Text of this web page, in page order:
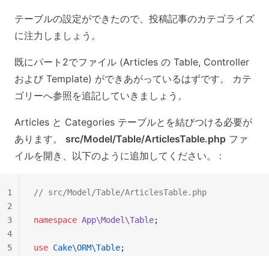
テーブルの設定ができたので、投稿記事のカテゴライズ
に注力しましょう。
既にパート2でファイル (Articles の Table, Controller
および Template) ができあがっているはずです。 カテ
ゴリーへ参照を追記していきましょう。
Articles と Categories テーブルとを結びつける必要が
あります。 src/Model/Table/ArticlesTable.php ファ
イルを開き、以下のように追加してください。 :
// src/Model/Table/ArticlesTable.php
namespace App\Model\Table;
use Cake\ORM\Table;
1
2
3
4
5